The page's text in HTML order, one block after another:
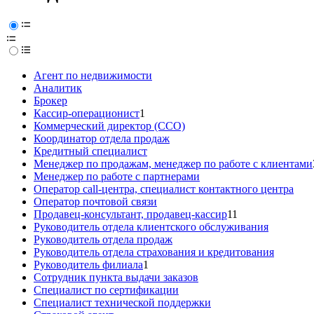
Агент по недвижимости
Аналитик
Брокер
Кассир-операционист1
Коммерческий директор (CCO)
Координатор отдела продаж
Кредитный специалист
Менеджер по продажам, менеджер по работе с клиентами
Менеджер по работе с партнерами
Оператор call-центра, специалист контактного центра
Оператор почтовой связи
Продавец-консультант, продавец-кассир11
Руководитель отдела клиентского обслуживания
Руководитель отдела продаж
Руководитель отдела страхования и кредитования
Руководитель филиала1
Сотрудник пункта выдачи заказов
Специалист по сертификации
Специалист технической поддержки